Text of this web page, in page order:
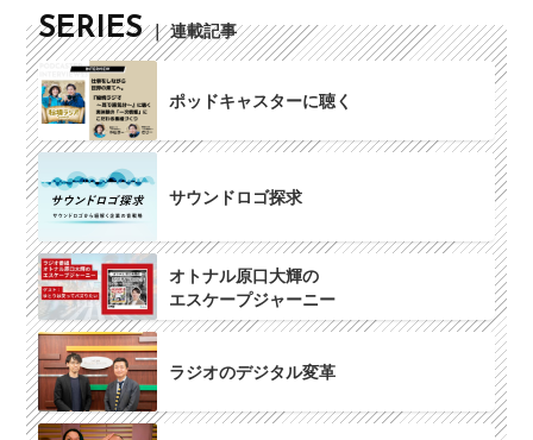
SERIES ｜ 連載記事
ポッドキャスターに聴く
サウンドロゴ探求
オトナル原口大輝の
エスケープジャーニー
ラジオのデジタル変革